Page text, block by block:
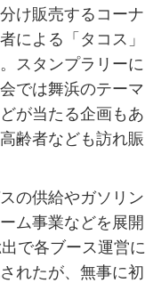
け販売するコーナ
による「タコス」
スタンプラリーに
では舞浜のテーマ
が当たる企画もあ
齢者なども訪れ賑
の供給やガソリン
ム事業などを展開
で各ブース運営に
れたが、無事に初